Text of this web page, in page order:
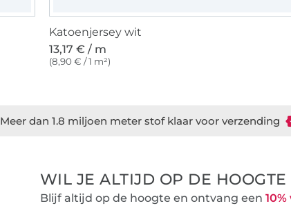
Katoenjersey wit
13,17 € / m
(8,90 € / 1 m²)
Meer dan 1.8 miljoen meter stof klaar voor verzending
WIL JE ALTIJD OP DE HOOGTE
Blijf altijd op de hoogte en ontvang een